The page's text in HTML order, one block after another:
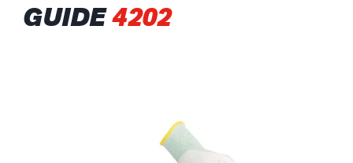
GUIDE4202